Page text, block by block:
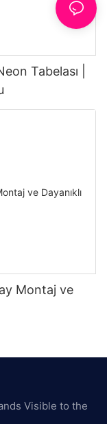
Tabelası |
Montaj ve
Visible to the